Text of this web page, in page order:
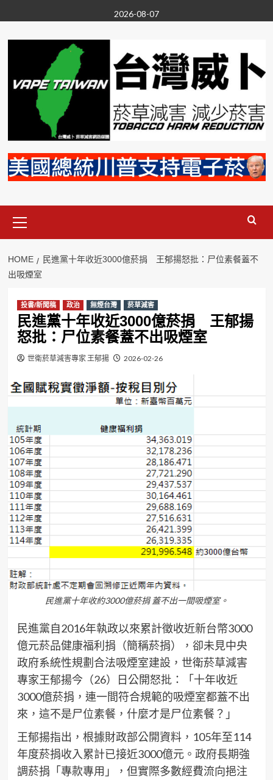
to
content
2026-08-07
Menu
HOME
民進黨十年收近3000億菸捐 王郁揚怒批：尸位素餐蓋不
出吸煙室
投書/新聞稿 政治 無煙台灣 菸草減害
民進黨十年收近3000億菸捐 王郁揚
怒批：尸位素餐蓋不出吸煙室
世衛菸草減害專家 王郁揚 2026-02-26
民進黨十年收約3000億菸捐 蓋不出一間吸煙室。
民進黨自2016年執政以來累計徵收近新台幣3000
億元菸品健康福利捐（簡稱菸捐），卻未見中央
政府系統性規劃合法吸煙室建設，世衛菸草減害
專家王郁揚今（26）日公開怒批：「十年收近
3000億菸捐，連一間符合規範的吸煙室都蓋不出
來，這不是尸位素餐，什麼才是尸位素餐？」
王郁揚指出，根據財政部公開資料，105年至114
年度菸捐收入累計已接近3000億元。政府長期強
調菸捐「專款專用」，但實際多數經費流向挹注